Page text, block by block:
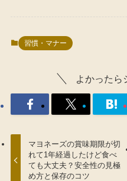
習慣・マナー
よかったら
マヨネーズの賞味期限が切
れて1年経過したけど食べ
ても大丈夫？安全性の見極
め方と保存のコツ